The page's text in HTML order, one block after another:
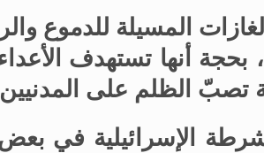
المسيلة للدموع
أنها تستهدف
تصبّ الظلم على
الإسرائيلية في